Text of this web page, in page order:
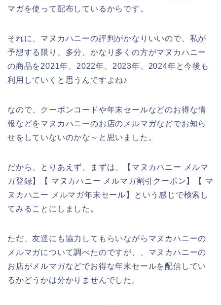
マガを使って配布しているからです。
それに、マヌカハニーの評判がかなりいいので、私が
予想する限り、多分、かなり多くの方がマヌカハニー
の商品を2021年、2022年、2023年、2024年と今後も
利用していくと思うんですよね♪
なので、クーポンコードや年末セールなどのお得な情
報などをマヌカハニーのお店のメルマガなどでお知ら
せをしていないのかな～と思いました。
だから、とりあえず、まずは、【マヌカハニー メルマ
ガ登録】【 マヌカハニー メルマガ割引クーポン】【 マ
ヌカハニー メルマガ年末セール】という感じで検索し
てみることにしました。
ただ、友達にも協力してもらいながらマヌカハニーの
メルマガについて調べたのですが、、マヌカハニーの
お店がメルマガなどでお得な年末セールを配信してい
るかどうかは分かりませんでした。